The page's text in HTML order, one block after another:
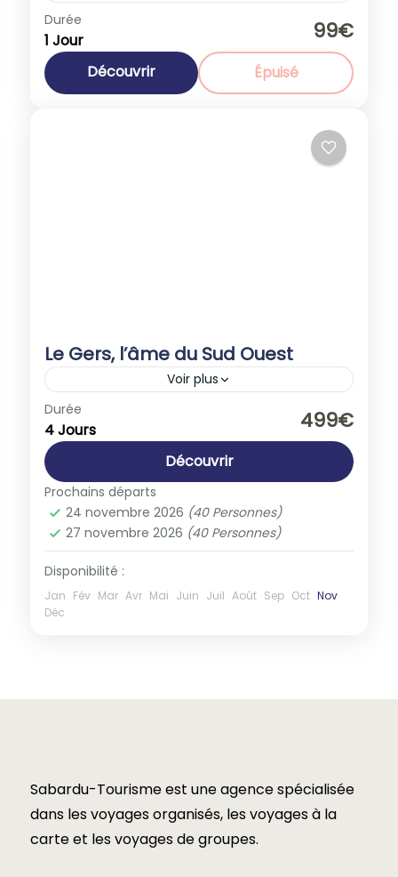
Europe
1-40 People
Durée
1 Jour 99€
Découvrir Épuisé
Le Gers, l’âme du Sud Ouest
Voir plus
Europe
1-40 People
Durée
4 Jours 499€
Découvrir
Prochains départs
24 novembre 2026 (40 Personnes)
27 novembre 2026 (40 Personnes)
Disponibilité :
Jan Fév Mar Avr Mai Juin Juil Août Sep Oct Nov
Déc
Sabardu-Tourisme est une agence spécialisée
dans les voyages organisés, les voyages à la
carte et les voyages de groupes.​